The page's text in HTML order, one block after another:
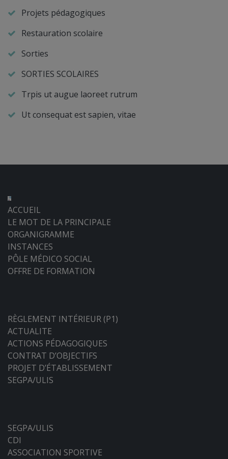
Projets pédagogiques
Restauration scolaire
Sorties
SORTIES SCOLAIRES
Trpis ut augue laoreet rutrum
Ut consequat est sapien, vitae
ACCUEIL
LE MOT DE LA PRINCIPALE
ORGANIGRAMME
INSTANCES
PÔLE MÉDICO SOCIAL
OFFRE DE FORMATION
RÈGLEMENT INTÉRIEUR (P1)
ACTUALITE
ACTIONS PÉDAGOGIQUES
CONTRAT D’OBJECTIFS
PROJET D’ÉTABLISSEMENT
SEGPA/ULIS
SEGPA/ULIS
CDI
ASSOCIATION SPORTIVE